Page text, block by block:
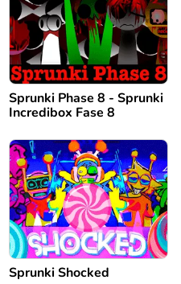
Sprunki Phase 8 - Sprunki
Incredibox Fase 8
Sprunki Shocked